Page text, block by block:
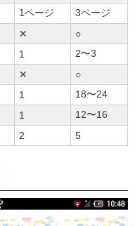
1ページ
3ページ
✕
○
1
2〜3
✕
○
1
18〜24
1
12〜16
2 5